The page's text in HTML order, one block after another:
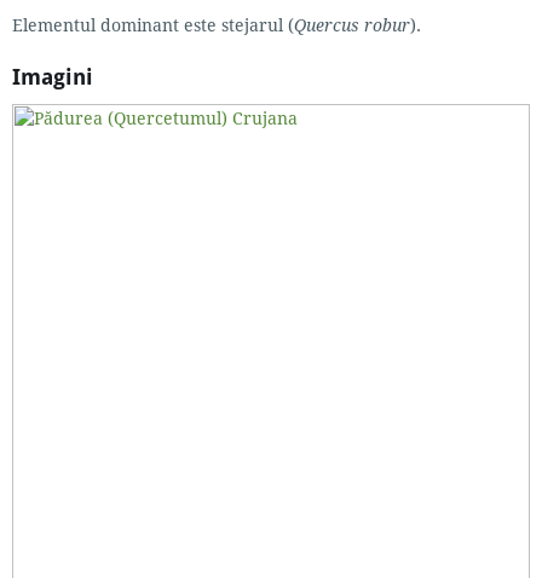
Elementul dominant este stejarul (Quercus robur).
Imagini